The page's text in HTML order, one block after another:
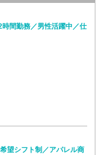
時間勤務／男性活躍中／仕
望シフト制／アパレル商